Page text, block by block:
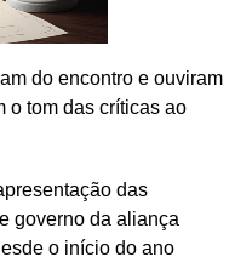
do encontro e ouviram
o tom das críticas ao
das
governo da aliança
o início do ano